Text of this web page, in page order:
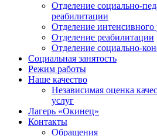
Отделение социально-
реабилитации
Отделение интенсивного
Отделение реабилитации
Отделение социально-
Социальная занятость
Режим работы
Наше качество
Независимая оценка
услуг
Лагерь «Окинец»
Контакты
Обращения